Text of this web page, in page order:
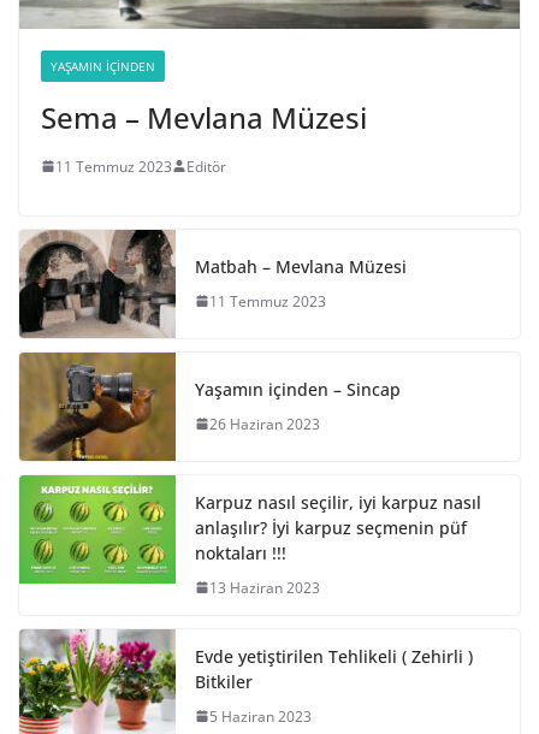
YAŞAMIN İÇINDEN
Sema – Mevlana Müzesi
11 Temmuz 2023 Editör
Matbah – Mevlana Müzesi
11 Temmuz 2023
Yaşamın içinden – Sincap
26 Haziran 2023
Karpuz nasıl seçilir, iyi karpuz nasıl
anlaşılır? İyi karpuz seçmenin püf
noktaları !!!
13 Haziran 2023
Evde yetiştirilen Tehlikeli ( Zehirli )
Bitkiler
5 Haziran 2023